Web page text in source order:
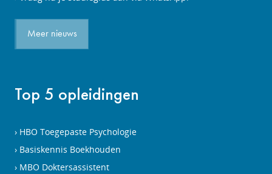
Meer nieuws
Top 5 opleidingen
HBO Toegepaste Psychologie
Basiskennis Boekhouden
MBO Doktersassistent